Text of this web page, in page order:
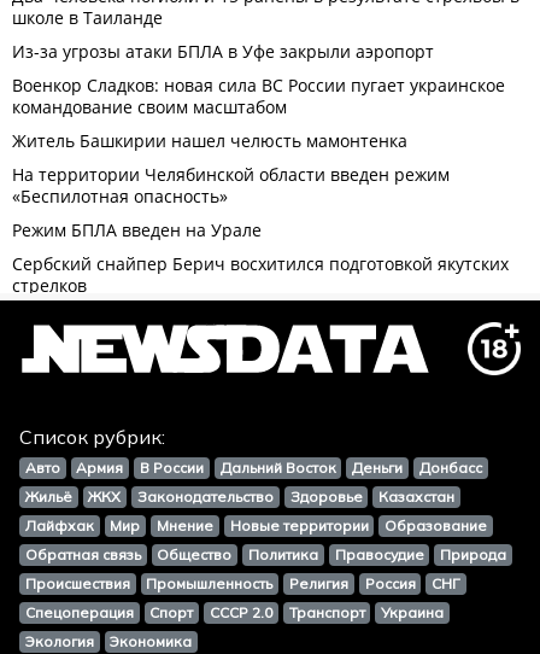
Список рубрик:
Авто Армия В России Дальний Восток Деньги
Донбасс
Жильё
ЖКХ Законодательство Здоровье
Казахстан
Лайфхак
Мир Мнение Новые территории
Образование
Обратная связь
Общество Политика Правосудие
Природа
Происшествия
Промышленность Религия Россия
СНГ
Спецоперация
Спорт СССР 2.0 Транспорт
Украина
Экология
Экономика